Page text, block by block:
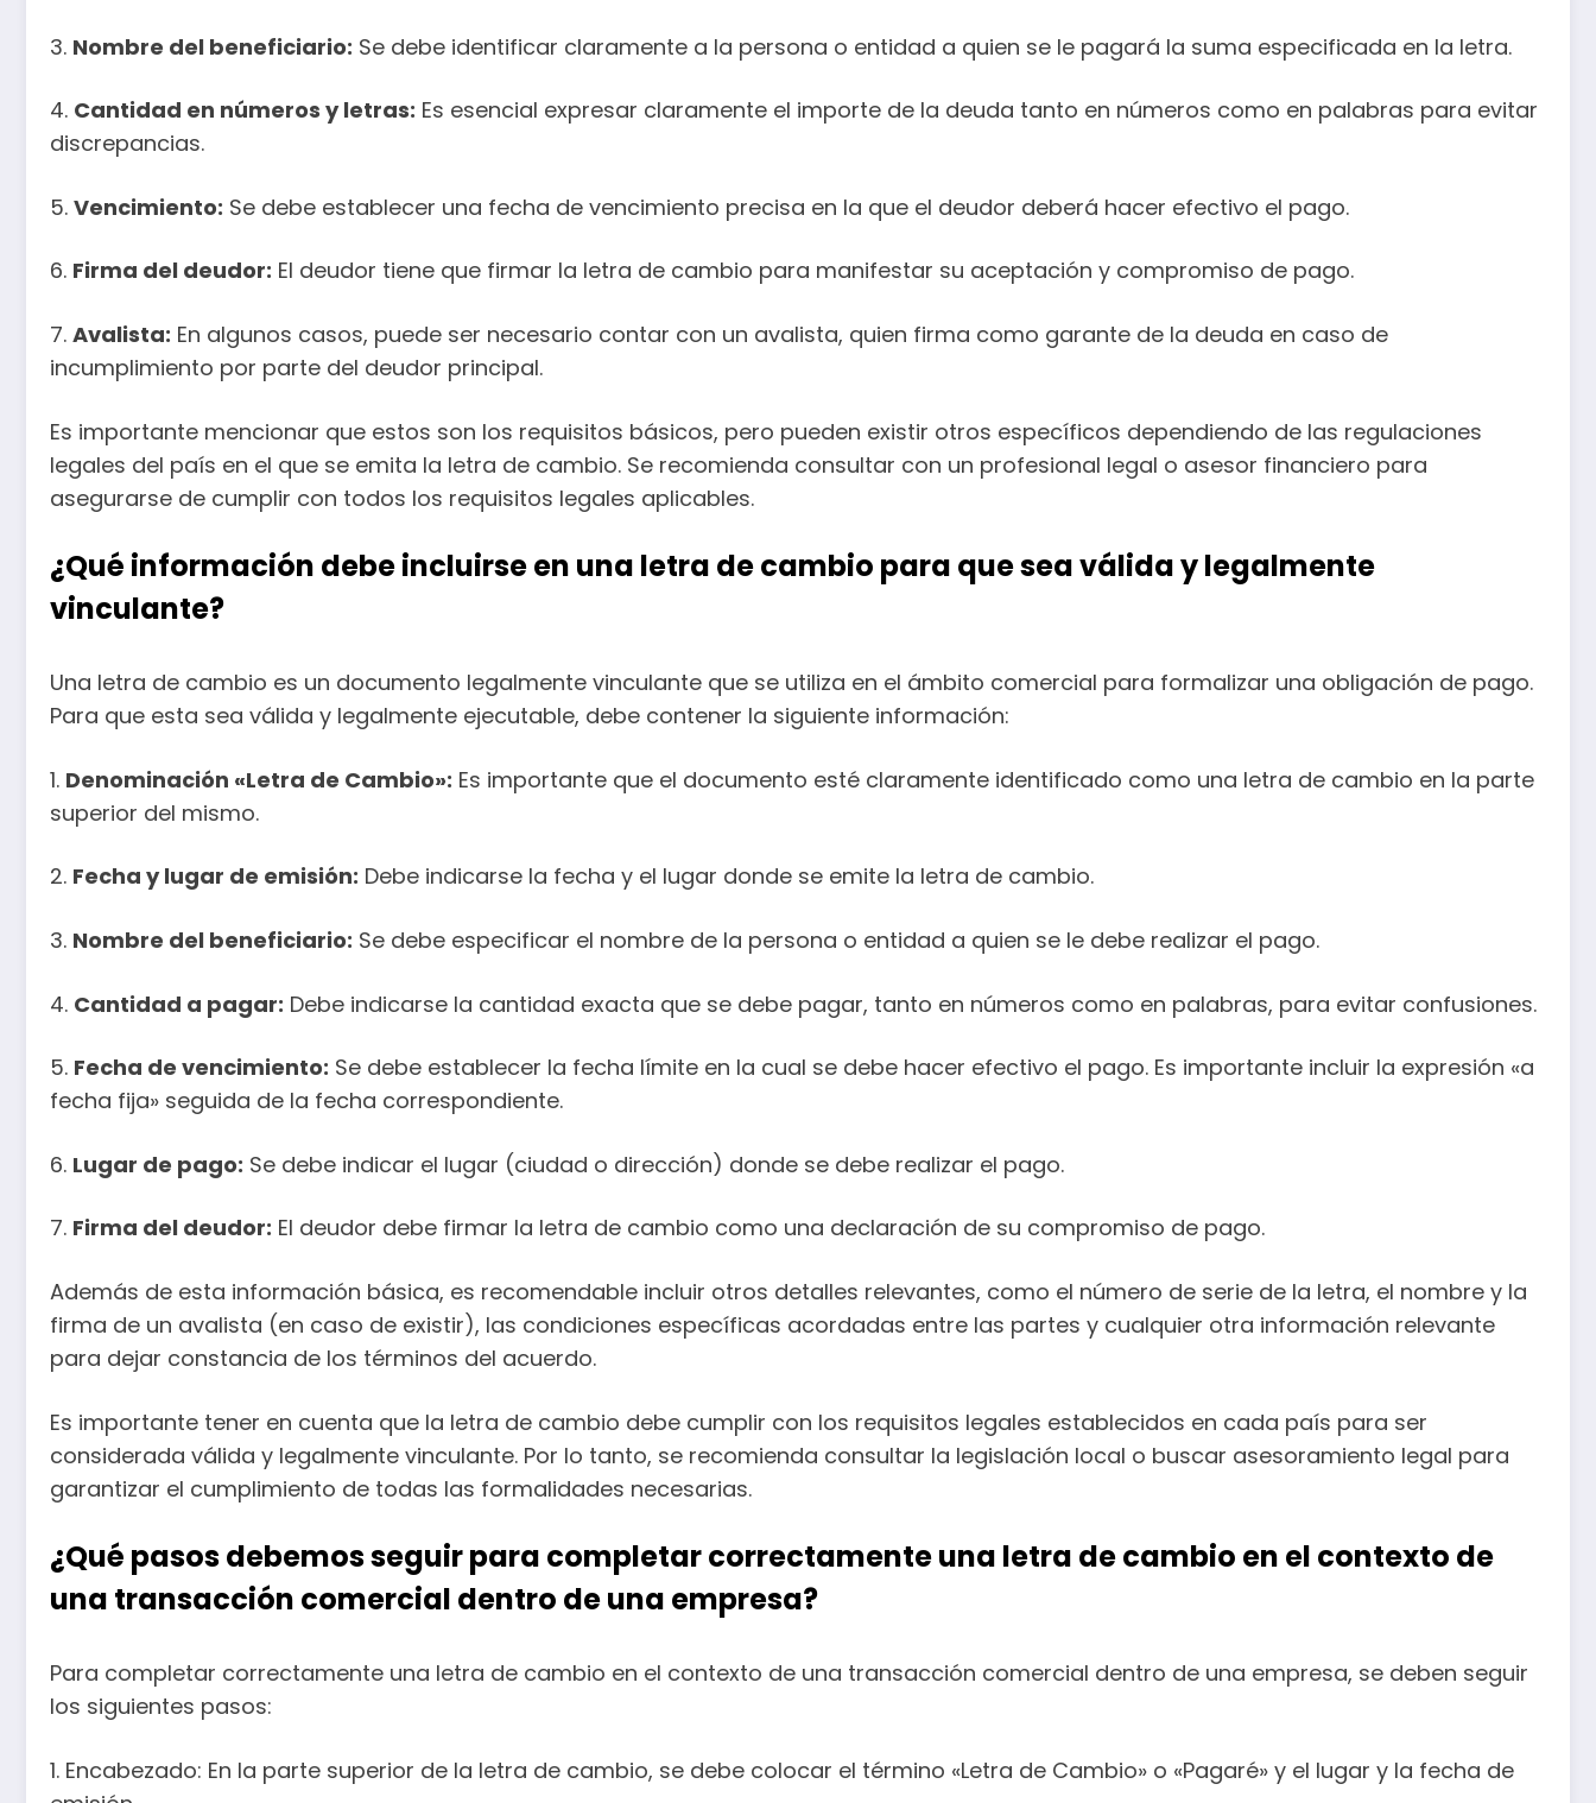
3. Nombre del beneficiario: Se debe identificar claramente a la persona o entidad a quien se le pagará la suma especificada en la letra.
4. Cantidad en números y letras: Es esencial expresar claramente el importe de la deuda tanto en números como en palabras para evitar
discrepancias.
5. Vencimiento: Se debe establecer una fecha de vencimiento precisa en la que el deudor deberá hacer efectivo el pago.
6. Firma del deudor: El deudor tiene que firmar la letra de cambio para manifestar su aceptación y compromiso de pago.
7. Avalista: En algunos casos, puede ser necesario contar con un avalista, quien firma como garante de la deuda en caso de
incumplimiento por parte del deudor principal.
Es importante mencionar que estos son los requisitos básicos, pero pueden existir otros específicos dependiendo de las regulaciones
legales del país en el que se emita la letra de cambio. Se recomienda consultar con un profesional legal o asesor financiero para
asegurarse de cumplir con todos los requisitos legales aplicables.
¿Qué información debe incluirse en una letra de cambio para que sea válida y legalmente
vinculante?
Una letra de cambio es un documento legalmente vinculante que se utiliza en el ámbito comercial para formalizar una obligación de pago.
Para que esta sea válida y legalmente ejecutable, debe contener la siguiente información:
1. Denominación «Letra de Cambio»: Es importante que el documento esté claramente identificado como una letra de cambio en la parte
superior del mismo.
2. Fecha y lugar de emisión: Debe indicarse la fecha y el lugar donde se emite la letra de cambio.
3. Nombre del beneficiario: Se debe especificar el nombre de la persona o entidad a quien se le debe realizar el pago.
4. Cantidad a pagar: Debe indicarse la cantidad exacta que se debe pagar, tanto en números como en palabras, para evitar confusiones.
5. Fecha de vencimiento: Se debe establecer la fecha límite en la cual se debe hacer efectivo el pago. Es importante incluir la expresión «a
fecha fija» seguida de la fecha correspondiente.
6. Lugar de pago: Se debe indicar el lugar (ciudad o dirección) donde se debe realizar el pago.
7. Firma del deudor: El deudor debe firmar la letra de cambio como una declaración de su compromiso de pago.
Además de esta información básica, es recomendable incluir otros detalles relevantes, como el número de serie de la letra, el nombre y la
firma de un avalista (en caso de existir), las condiciones específicas acordadas entre las partes y cualquier otra información relevante
para dejar constancia de los términos del acuerdo.
Es importante tener en cuenta que la letra de cambio debe cumplir con los requisitos legales establecidos en cada país para ser
considerada válida y legalmente vinculante. Por lo tanto, se recomienda consultar la legislación local o buscar asesoramiento legal para
garantizar el cumplimiento de todas las formalidades necesarias.
¿Qué pasos debemos seguir para completar correctamente una letra de cambio en el contexto de
una transacción comercial dentro de una empresa?
Para completar correctamente una letra de cambio en el contexto de una transacción comercial dentro de una empresa, se deben seguir
los siguientes pasos:
1. Encabezado: En la parte superior de la letra de cambio, se debe colocar el término «Letra de Cambio» o «Pagaré» y el lugar y la fecha de